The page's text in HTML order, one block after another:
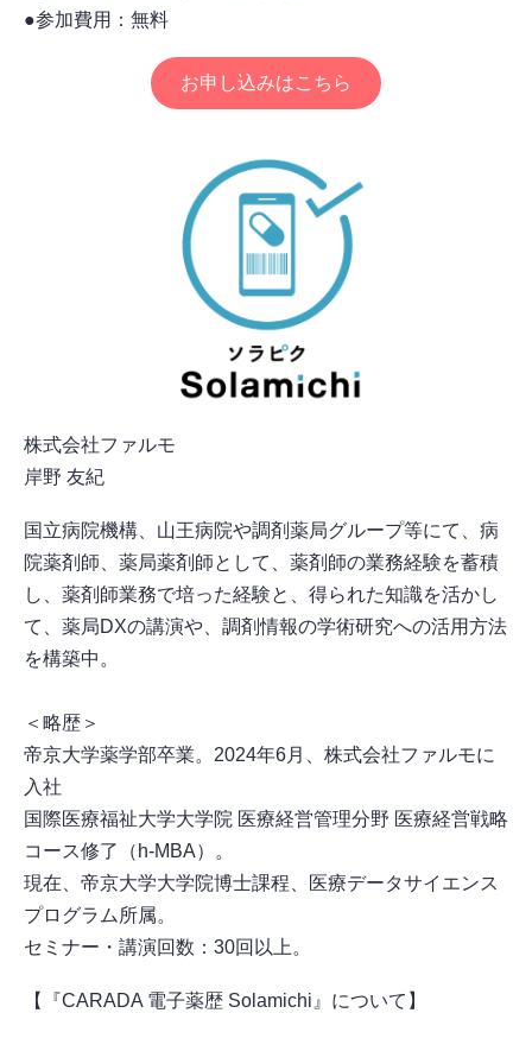
●参加費用：無料
お申し込みはこちら
株式会社ファルモ
岸野 友紀
国立病院機構、山王病院や調剤薬局グループ等にて、病
院薬剤師、薬局薬剤師として、薬剤師の業務経験を蓄積
し、薬剤師業務で培った経験と、得られた知識を活かし
て、薬局DXの講演や、調剤情報の学術研究への活用方法
を構築中。
＜略歴＞
帝京大学薬学部卒業。2024年6月、株式会社ファルモに
入社
国際医療福祉大学大学院 医療経営管理分野 医療経営戦略
コース修了（h-MBA）。
現在、帝京大学大学院博士課程、医療データサイエンス
プログラム所属。
セミナー・講演回数：30回以上。
【『CARADA 電子薬歴 Solamichi』について】